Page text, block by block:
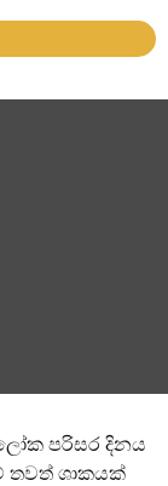
පරිසර දිනය
තවත් ශාකයක්